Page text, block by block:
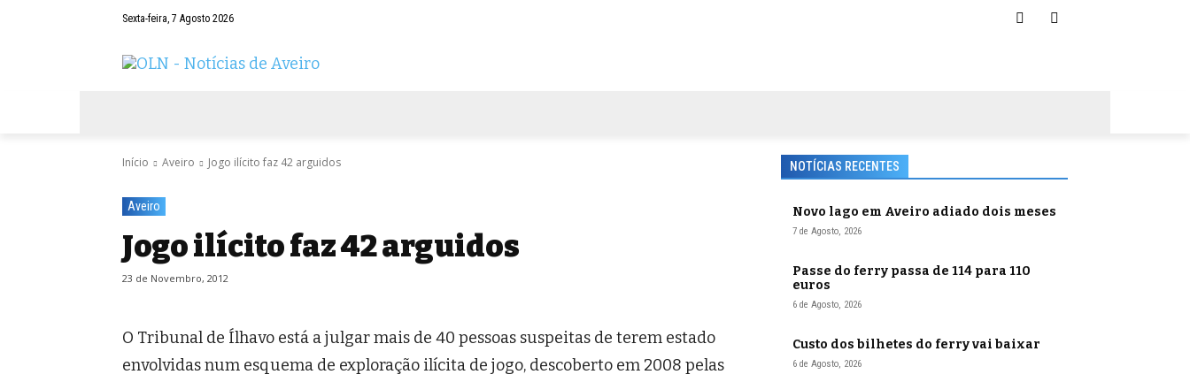
Sexta-feira, 7 Agosto 2026
Início Aveiro Jogo ilícito faz 42 arguidos
Aveiro
Jogo ilícito faz 42 arguidos
23 de Novembro, 2012
O Tribunal de Ílhavo está a julgar mais de 40 pessoas suspeitas de terem estado
envolvidas num esquema de exploração ilícita de jogo, descoberto em 2008 pelas
NOTÍCIAS RECENTES
Novo lago em Aveiro adiado dois meses
7 de Agosto, 2026
Passe do ferry passa de 114 para 110
euros
6 de Agosto, 2026
Custo dos bilhetes do ferry vai baixar
6 de Agosto, 2026